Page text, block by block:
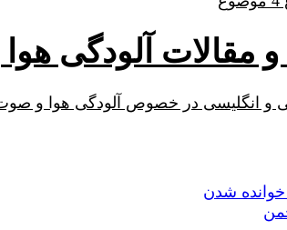
و مقالات آلودگی
و انگلیسی در خصوص آلودگی هوا و
خوانده شدن